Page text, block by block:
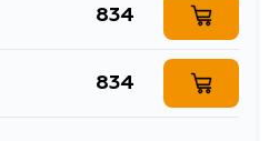
834
834